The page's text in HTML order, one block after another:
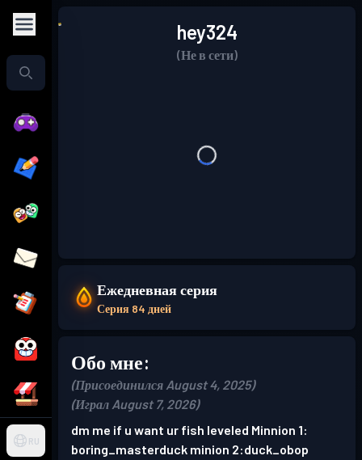
RU
hey324
(Не в сети)
Ежедневная серия
Серия 84 дней
Обо мне:
(Присоединился August 4, 2025)
(Играл August 7, 2026)
dm me if u want ur fish leveled Minnion 1:
boring_masterduck minion 2:duck_obop